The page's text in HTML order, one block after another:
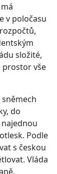
v poločasu
složité,
prostor vše
do
Podle
s českou
Vláda